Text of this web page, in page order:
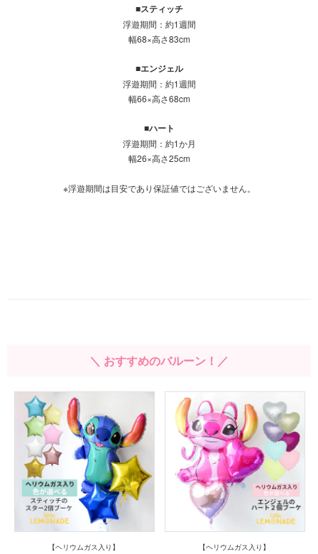
■スティッチ
浮遊期間：約1週間
幅68×高さ83cm
■エンジェル
浮遊期間：約1週間
幅66×高さ68cm
■ハート
浮遊期間：約1か月
幅26×高さ25cm
※浮遊期間は目安であり保証値ではございません。
＼ おすすめのバルーン！／
【ヘリウムガス入り】
【ヘリウムガス入り】